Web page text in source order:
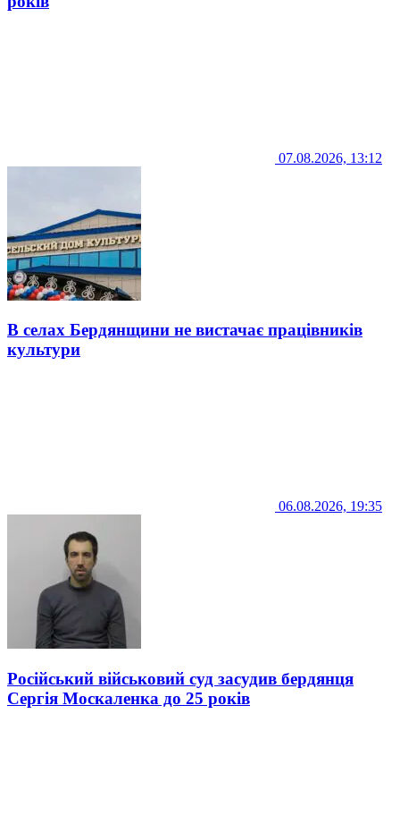
07.08.2026, 13:12
В селах Бердянщини не вистачає працівників
культури
06.08.2026, 19:35
Російський військовий суд засудив бердянця
Сергія Москаленка до 25 років